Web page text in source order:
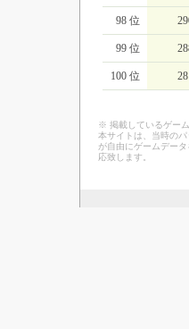
98 位
99 位
100 位
※ 掲載しているゲー
本サイトは、当時の
が自由にゲームデー
応致します。